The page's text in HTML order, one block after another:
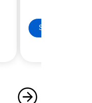
SCHEDA